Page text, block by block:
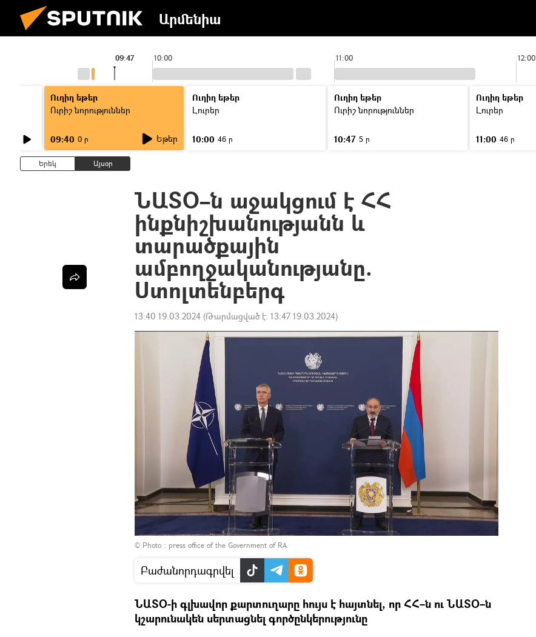
Արմենիա
10:00 11:00 12:00
09:47
Ուղիղ եթեր
Ուրիշ նորություններ
09:40 0 ր Եթեր
Ուղիղ եթեր
Լուրեր
10:00 46 ր
Ուղիղ եթեր
Ուրիշ նորություններ
10:47 5 ր
Ուղիղ եթեր
Լուրեր
11:00 46 ր
Երեկ Այսօր
ՆԱՏՕ–ն աջակցում է ՀՀ
ինքնիշխանությանն և
տարածքային
ամբողջականությանը.
Ստոլտենբերգ
13:40 19.03.2024 (Թարմացված է: 13:47 19.03.2024)
© Photo : press office of the Government of RA
Բաժանորդագրվել
ՆԱՏՕ-ի գլխավոր քարտուղարը հույս է հայտնել, որ ՀՀ–ն ու ՆԱՏՕ–ն
կշարունակեն սերտացնել գործընկերությունը